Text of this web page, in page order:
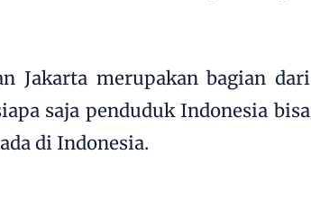
Jakarta merupakan bagian dari
saja penduduk Indonesia bisa
di Indonesia.